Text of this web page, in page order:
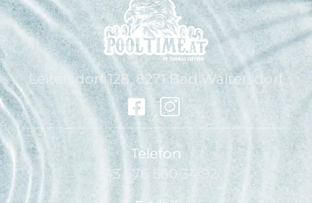
Leitersdorf 128, 8271 Bad Waltersdorf
Telefon
+43 676 560 34 92